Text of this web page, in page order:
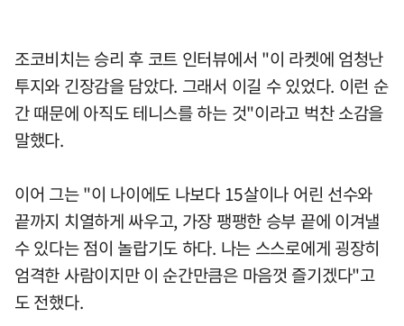
조코비치는 승리 후 코트 인터뷰에서 "이 라켓에 엄청난
투지와 긴장감을 담았다. 그래서 이길 수 있었다. 이런 순
간 때문에 아직도 테니스를 하는 것"이라고 벅찬 소감을
말했다.
이어 그는 "이 나이에도 나보다 15살이나 어린 선수와
끝까지 치열하게 싸우고, 가장 팽팽한 승부 끝에 이겨낼
수 있다는 점이 놀랍기도 하다. 나는 스스로에게 굉장히
엄격한 사람이지만 이 순간만큼은 마음껏 즐기겠다"고
도 전했다.